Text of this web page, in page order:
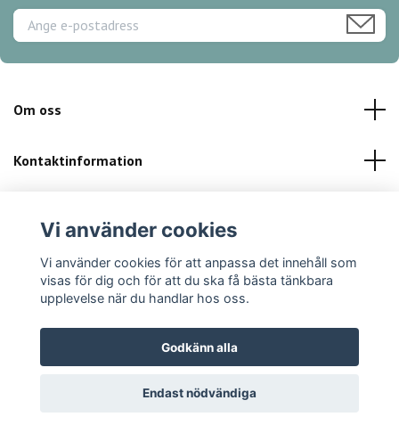
Om oss
Kontaktinformation
Sociala medier
© 2026 Finibikini.se Powered by Quickbutik
Vi använder cookies
Vi använder cookies för att anpassa det innehåll som
visas för dig och för att du ska få bästa tänkbara
upplevelse när du handlar hos oss.
Godkänn alla
Endast nödvändiga